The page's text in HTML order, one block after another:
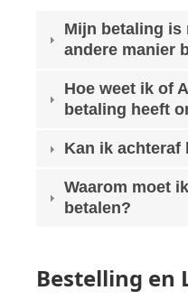
Mijn betaling is
andere manier
Hoe weet ik of
betaling heeft
Kan ik achteraf
Waarom moet
betalen?
Bestelling en